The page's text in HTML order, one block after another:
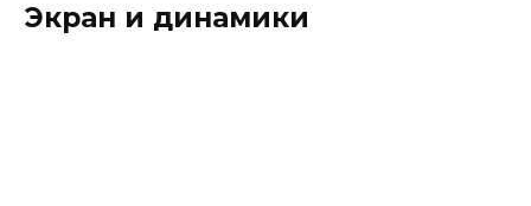
Экран и динамики